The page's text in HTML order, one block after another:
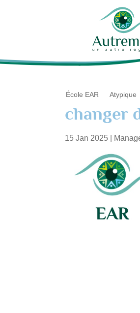
École EAR Atypique
changer
15 Jan 2025